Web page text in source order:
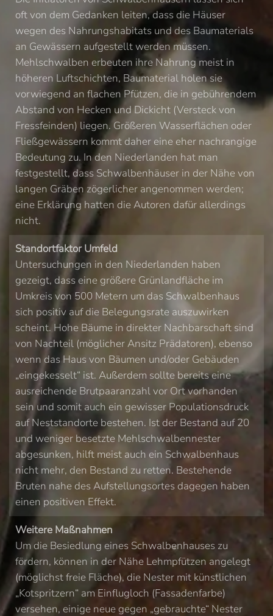
oft von dem Gedanken leiten, dass die Häuser
wegen des Nahrungshabitats und des Baumaterials
an Gewässern aufgestellt werden müssen.
Mehlschwalben erbeuten ihre Nahrung meist in
höheren Luftschichten, Baumaterial holen sie
vorwiegend an flachen Pfützen, die in gebührendem
Abstand von Hecken und Dickicht (Versteck von
Fressfeinden) liegen. Größeren Wasserflächen oder
Fließgewässern kommt daher eine eher nachrangige
Bedeutung zu. In den Niederlanden hat man
festgestellt, dass Schwalbenhäuser in der Nähe von
langen Gräben zögerlicher angenommen werden;
eine Erklärung hatten die Autoren dafür allerdings
nicht.
Standortfaktor Umfeld
Untersuchungen in den Niederlanden haben
gezeigt, dass eine größere Grünlandfläche im
Umkreis von 500 Metern um das Schwalbenhaus
sich positiv auf die Belegungsrate auszuwirken
scheint. Hohe Bäume in direkter Nachbarschaft sind
von Nachteil (möglicher Ansitz Prädatoren), ebenso
wenn das Haus von Bäumen und/oder Gebäuden
„eingekesselt“ ist. Außerdem sollte bereits eine
ausreichende Brutpaaranzahl vor Ort vorhanden
sein und somit auch ein gewisser Populationsdruck
auf Neststandorte bestehen. Ist der Bestand auf 20
und weniger besetzte Mehlschwalbennester
abgesunken, hilft meist auch ein Schwalbenhaus
nicht mehr, den Bestand zu retten. Bestehende
Bruten nahe des Aufstellungsortes dagegen haben
einen positiven Effekt.
Weitere Maßnahmen
Um die Besiedlung eines Schwalbenhauses zu
fördern, können in der Nähe Lehmpfützen angelegt
(möglichst freie Fläche), die Nester mit künstlichen
„Kotspritzern“ am Einflugloch (Fassadenfarbe)
versehen, einige neue gegen „gebrauchte“ Nester